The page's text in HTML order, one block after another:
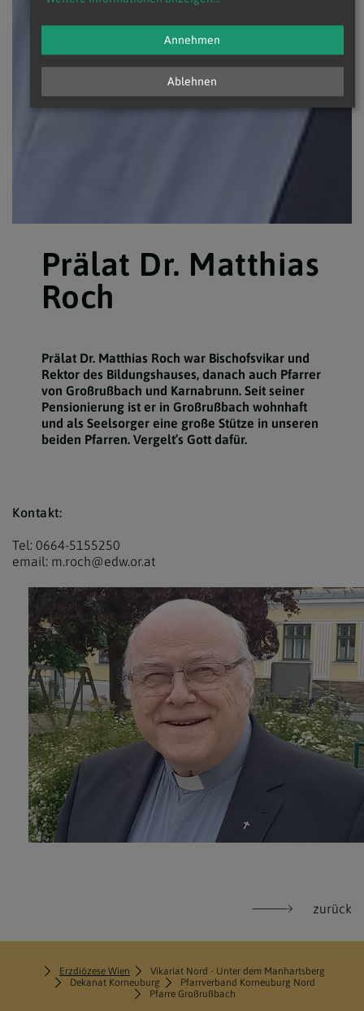
Prälat Dr. Matthias
Roch
Prälat Dr. Matthias Roch war Bischofsvikar und
Rektor des Bildungshauses, danach auch Pfarrer
von Großrußbach und Karnabrunn. Seit seiner
Pensionierung ist er in Großrußbach wohnhaft
und als Seelsorger eine große Stütze in unseren
beiden Pfarren. Vergelt’s Gott dafür.
Kontakt:
Tel: 0664-5155250
email: m.roch@edw.or.at
zurück
Erzdiözese Wien
Vikariat Nord - Unter dem Manhartsberg
Dekanat Korneuburg
Pfarrverband Korneuburg Nord
Pfarre Großrußbach
Ablehnen
Annehmen